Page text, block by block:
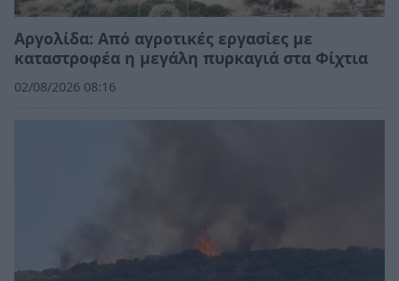
Αργολίδα: Από αγροτικές εργασίες με
καταστροφέα η μεγάλη πυρκαγιά στα Φίχτια
02/08/2026 08:16